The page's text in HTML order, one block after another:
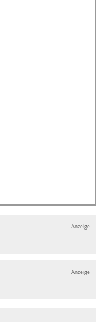
Anzeige
Anzeige